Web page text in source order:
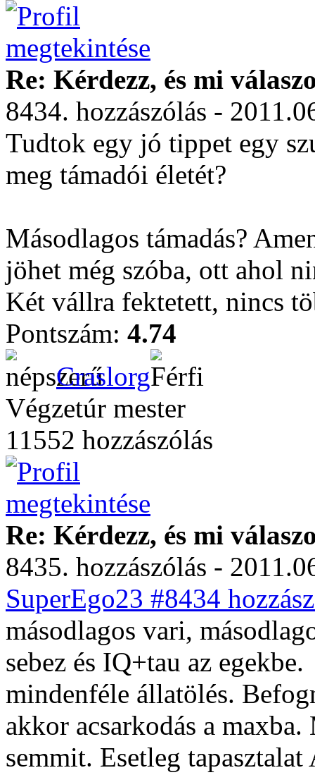
Re: Kérdezz, és mi
8434. hozzászólás -
Tudtok egy jó tippet egy
meg támadói életét?
Másodlagos támadás?
jöhet még szóba, ott ahol
Két vállra fektetett, nincs
Pontszám: 4.74
Craslorg
Végzetúr mester
11552 hozzászólás
Re: Kérdezz, és mi
8435. hozzászólás -
SuperEgo23 #8434
másodlagos vari,
sebez és IQ+tau az egekbe.
mindenféle állatölés.
akkor acsarkodás a
semmit. Esetleg